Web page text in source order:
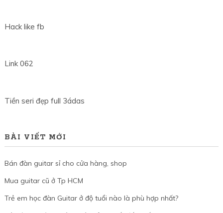
Hack like fb
Link 062
Tiền seri đẹp full 3ádas
BÀI VIẾT MỚI
Bán đàn guitar sỉ cho cửa hàng, shop
Mua guitar cũ ở Tp HCM
Trẻ em học đàn Guitar ở độ tuổi nào là phù hợp nhất?